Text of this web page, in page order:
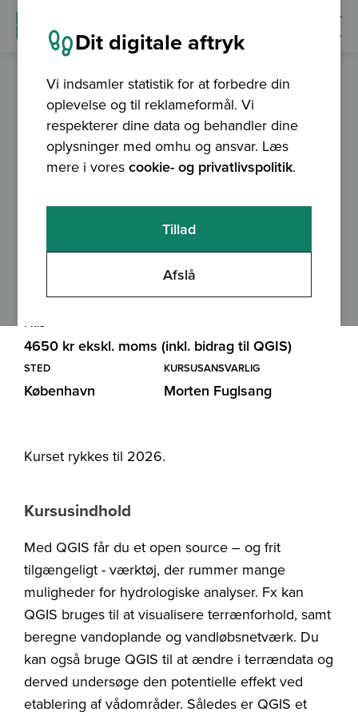
Dit digitale aftryk
Vi indsamler statistik for at forbedre din
oplevelse og til reklameformål. Vi
respekterer dine data og behandler dine
oplysninger med omhu og ansvar. Læs
mere i vorescookie- og privatlivspolitik.
Afslå
Tillad
27. november – 4. december 2025 Er afholdt
Hydrologiske analyser
og udpegning af
vådområder med QGIS
9.15 - 15.15
VARIGHED
7,5 t
PRIS
4650 kr ekskl. moms (inkl. bidrag til QGIS)
STED
København
KURSUSANSVARLIG
Morten Fuglsang
Kurset rykkes til 2026.
Kursusindhold
Med QGIS får du et open source – og frit
tilgængeligt - værktøj, der rummer mange
muligheder for hydrologiske analyser. Fx kan
QGIS bruges til at visualisere terrænforhold, samt
beregne vandoplande og vandløbsnetværk. Du
kan også bruge QGIS til at ændre i terrændata og
derved undersøge den potentielle effekt ved
etablering af vådområder. Således er QGIS et